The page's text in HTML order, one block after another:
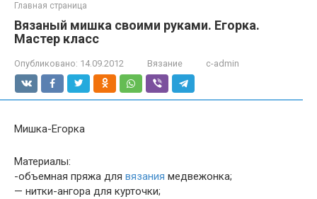
Главная страница
Вязаный мишка своими руками. Егорка.
Мастер класс
Опубликовано: 14.09.2012 Вязание c-admin
Мишка-Егорка
Материалы:
-объемная пряжа для вязания медвежонка;
— нитки-ангора для курточки;